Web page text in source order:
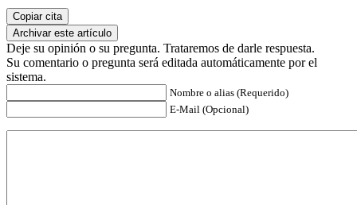
Copiar cita
Archivar este artículo
Deje su opinión o su pregunta. Trataremos de darle respuesta.
Su comentario o pregunta será editada automáticamente por el
sistema.
Nombre o alias (Requerido)
E-Mail (Opcional)